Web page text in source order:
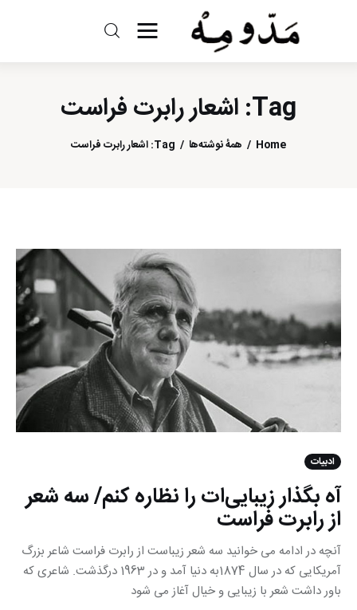
Tag: اشعار رابرت فراست
Home همهٔ نوشته‌ها Tag: اشعار رابرت فراست
مد و مه
ادبیات
سینما
ادبیات
آه بگذار زیبایی‌ات را نظاره کنم/ سه شعر
از رابرت فراست
آنچه در ادامه می خوانید سه شعر زیباست از رابرت فراست شاعر بزرگ
آمریکایی که در سال 1874به دنیا آمد و در 1963 درگذشت. شاعری که
باور داشت شعر با زیبایی و خیال آغاز می شود